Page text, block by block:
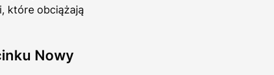
które obciążają
Nowy